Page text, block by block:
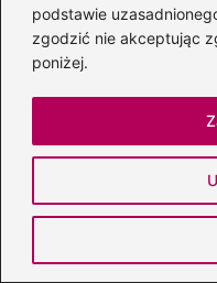
podstawie
zgodzić nie akceptując
poniżej.
Odkryj magię
piękne cytaty,
Moc słowa:
Cytaty o życiu,
radością
Mądrości na